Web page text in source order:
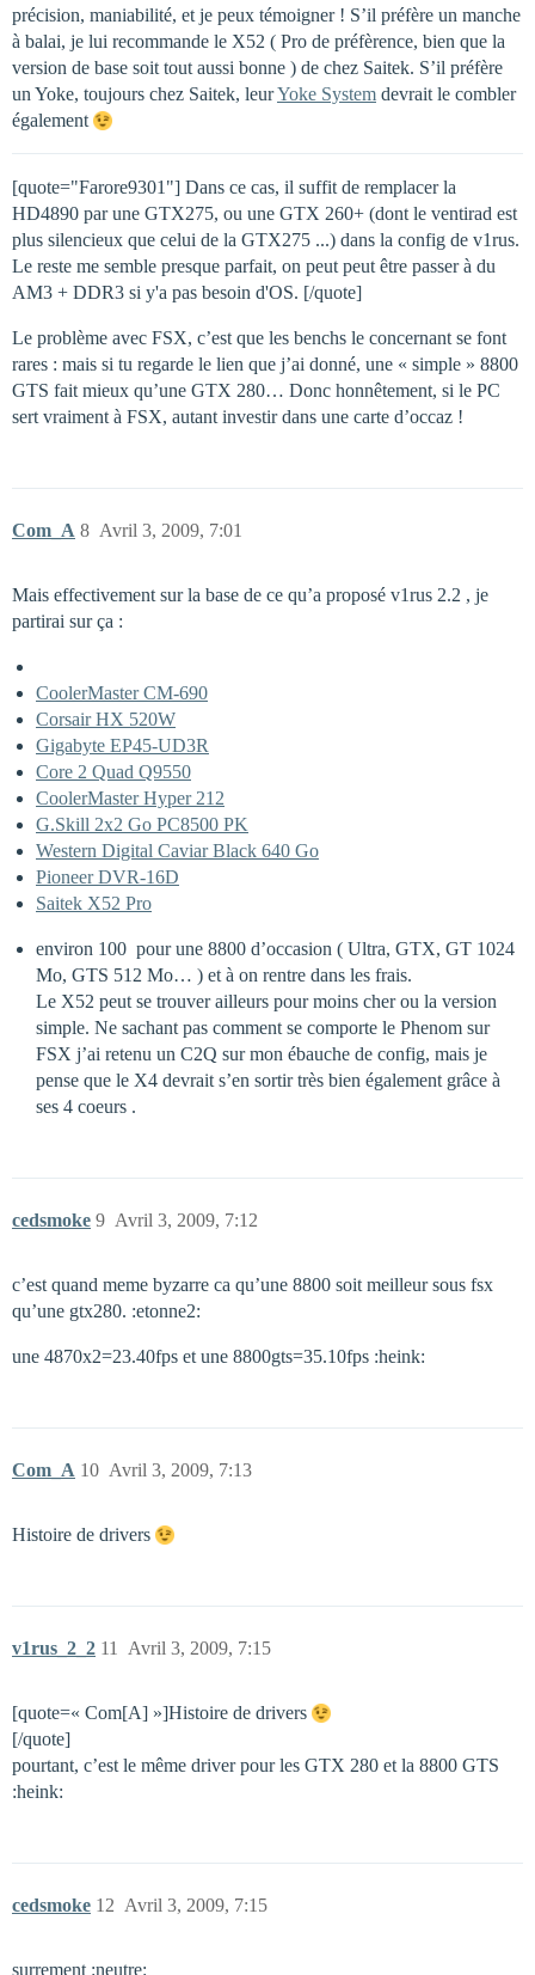
précision, maniabilité, et je peux témoigner ! S’il préfère un manche
à balai, je lui recommande le X52 ( Pro de préfèrence, bien que la
version de base soit tout aussi bonne ) de chez Saitek. S’il préfère
un Yoke, toujours chez Saitek, leurYoke System devrait le combler
également
[quote="Farore9301"] Dans ce cas, il suffit de remplacer la
HD4890 par une GTX275, ou une GTX 260+ (dont le ventirad est
plus silencieux que celui de la GTX275 ...) dans la config de v1rus.
Le reste me semble presque parfait, on peut peut être passer à du
AM3 + DDR3 si y'a pas besoin d'OS. [/quote]
Le problème avec FSX, c’est que les benchs le concernant se font
rares : mais si tu regarde le lien que j’ai donné, une « simple » 8800
GTS fait mieux qu’une GTX 280… Donc honnêtement, si le PC
sert vraiment à FSX, autant investir dans une carte d’occaz !
Com_A Avril 3, 2009, 7:01
8
Mais effectivement sur la base de ce qu’a proposé v1rus 2.2 , je
partirai sur ça :
CoolerMaster CM-690
Corsair HX 520W
Gigabyte EP45-UD3R
Core 2 Quad Q9550
CoolerMaster Hyper 212
G.Skill 2x2 Go PC8500 PK
Western Digital Caviar Black 640 Go
Pioneer DVR-16D
Saitek X52 Pro
environ 100  pour une 8800 d’occasion ( Ultra, GTX, GT 1024
Mo, GTS 512 Mo… ) et à on rentre dans les frais.
Le X52 peut se trouver ailleurs pour moins cher ou la version
simple. Ne sachant pas comment se comporte le Phenom sur
FSX j’ai retenu un C2Q sur mon ébauche de config, mais je
pense que le X4 devrait s’en sortir très bien également grâce à
ses 4 coeurs .
cedsmoke Avril 3, 2009, 7:12
9
c’est quand meme byzarre ca qu’une 8800 soit meilleur sous fsx
qu’une gtx280. :etonne2:
une 4870x2=23.40fps et une 8800gts=35.10fps :heink:
Com_A Avril 3, 2009, 7:13
10
Histoire de drivers
v1rus_2_2 Avril 3, 2009, 7:15
11
[quote=« Com[A] »]Histoire de drivers
[/quote]
pourtant, c’est le même driver pour les GTX 280 et la 8800 GTS
:heink:
cedsmoke Avril 3, 2009, 7:15
12
surrement :neutre: